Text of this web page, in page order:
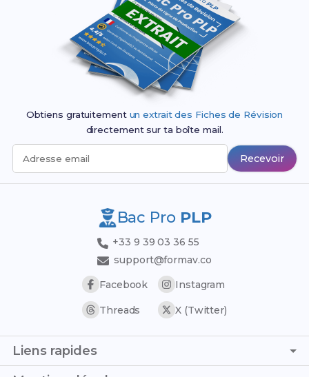
Obtiens gratuitement un extrait des Fiches de Révision
directement sur ta boîte mail.
Adresse email Recevoir
Bac Pro PLP
+33 9 39 03 36 55
support@formav.co
Facebook
Instagram
Threads X (Twitter)
Liens rapides